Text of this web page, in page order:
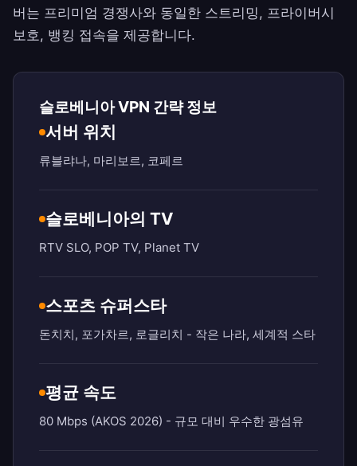
버는 프리미엄 경쟁사와 동일한 스트리밍, 프라이버시
보호, 뱅킹 접속을 제공합니다.
슬로베니아 VPN 간략 정보
서버 위치
류블랴나, 마리보르, 코페르
슬로베니아의 TV
RTV SLO, POP TV, Planet TV
스포츠 슈퍼스타
돈치치, 포가차르, 로글리치 - 작은 나라, 세계적 스타
평균 속도
80 Mbps (AKOS 2026) - 규모 대비 우수한 광섬유